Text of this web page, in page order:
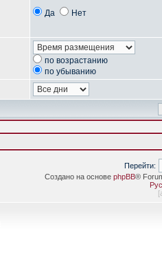
Да Нет
по возрастанию
по убыванию
Перейти:
Создано на основе phpBB®
[